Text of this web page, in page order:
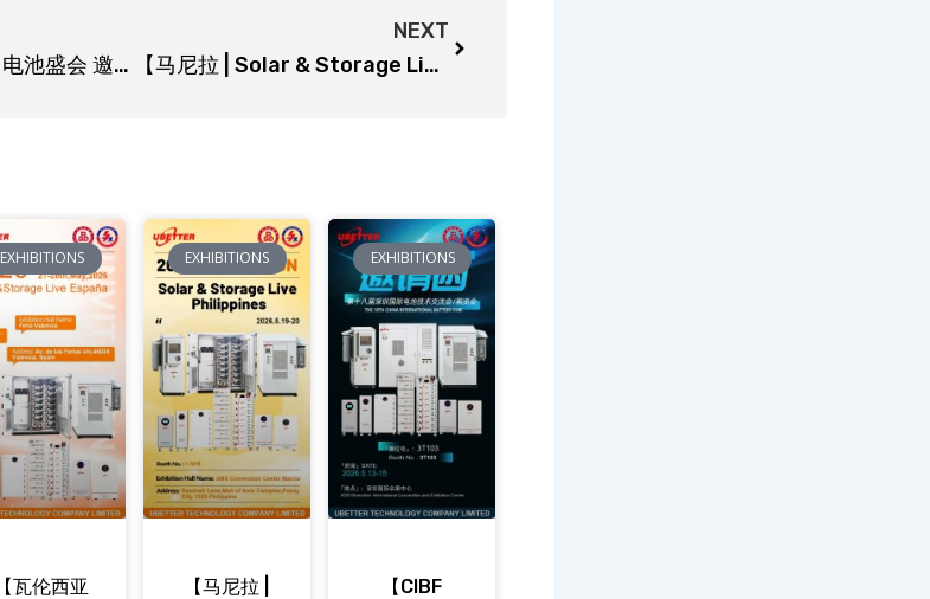
【CIBF 2026深圳 | 电池盛会 邀您共鉴】
NEXT
【马尼拉 | Solar & Storage Live Philippines 诚邀莅临】
EXHIBITIONS
【瓦伦西亚
EXHIBITIONS
【马尼拉 |
EXHIBITIONS
【CIBF